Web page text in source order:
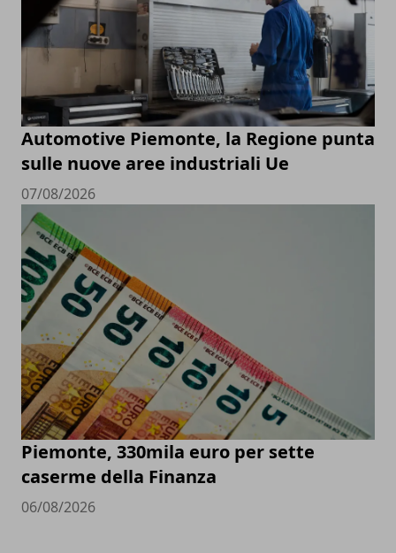
Automotive Piemonte, la Regione punta
sulle nuove aree industriali Ue
07/08/2026
Piemonte, 330mila euro per sette
caserme della Finanza
06/08/2026